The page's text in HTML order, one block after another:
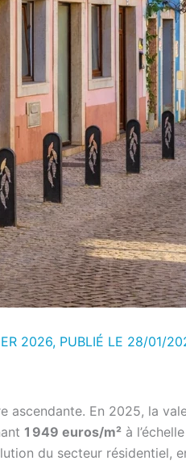
2026, PUBLIÉ LE 28/01/
En 2025, la
1 949 euros/m² à
du secteur résidentiel,